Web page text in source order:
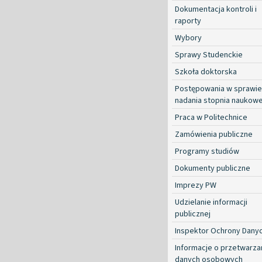
Dokumentacja kontroli i
raporty
Wybory
Sprawy Studenckie
Szkoła doktorska
Postępowania w sprawie
nadania stopnia
Praca w Politechnice
Zamówienia publiczne
Programy studiów
Dokumenty publiczne
Imprezy PW
Udzielanie informacji
publicznej
Inspektor Ochrony
Informacje o
danych osobowych